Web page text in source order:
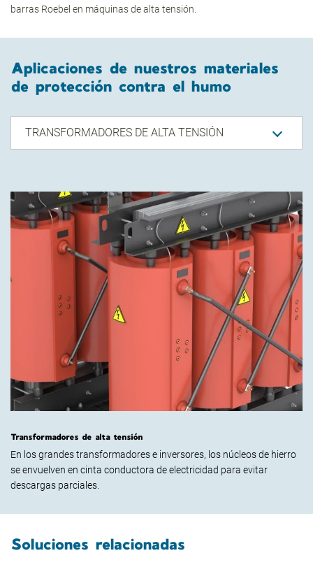
barras Roebel en máquinas de alta tensión.
Aplicaciones de nuestros materiales
de protección contra el humo
TRANSFORMADORES DE ALTA TENSIÓN
Transformadores de alta tensión
En los grandes transformadores e inversores, los núcleos de hierro
se envuelven en cinta conductora de electricidad para evitar
descargas parciales.
Soluciones relacionadas